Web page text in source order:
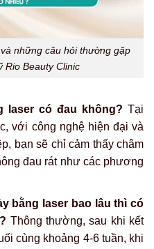
những câu hỏi thường gặp
Rio Beauty Clinic
laser có đau không? Tại
với công nghệ hiện đại và
bạn sẽ chỉ cảm thấy châm
đau rát như các phương
bằng laser bao lâu thì có
Thông thường, sau khi kết
cùng khoảng 4-6 tuần, khi